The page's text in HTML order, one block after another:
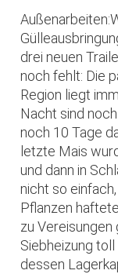
drei neuen
noch fehlt: Die
Region liegt
Nacht sind
noch 10 Tage
letzte Mais
und dann in
nicht so
Pflanzen
zu Vereisungen
Siebheizung
dessen